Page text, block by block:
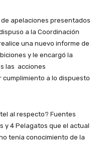
apelaciones presentados
a la Coordinación
una nuevo informe de
y le encargó la
las acciones
a lo dispuesto
al respecto? Fuentes
y 4 Pelagatos que el actual
tenía conocimiento de la